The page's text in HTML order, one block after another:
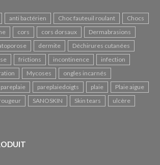
anti bactérien Choc fauteuil roulant
Chocs
cors cors dorsaux
Dermabrasions
dermite
Déchirures cutanées
frictions incontinence
infection
Mycoses
ongles incarnés
pareplaie pareplaiedoigts plaie
Plaie aigue
SANOSKIN Skin tears
ulcère